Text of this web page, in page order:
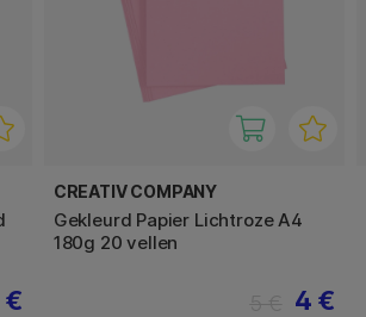
€
CREATIV COMPANY
Gekleurd Papier Lichtroze A4
180g 20 vellen
4 €